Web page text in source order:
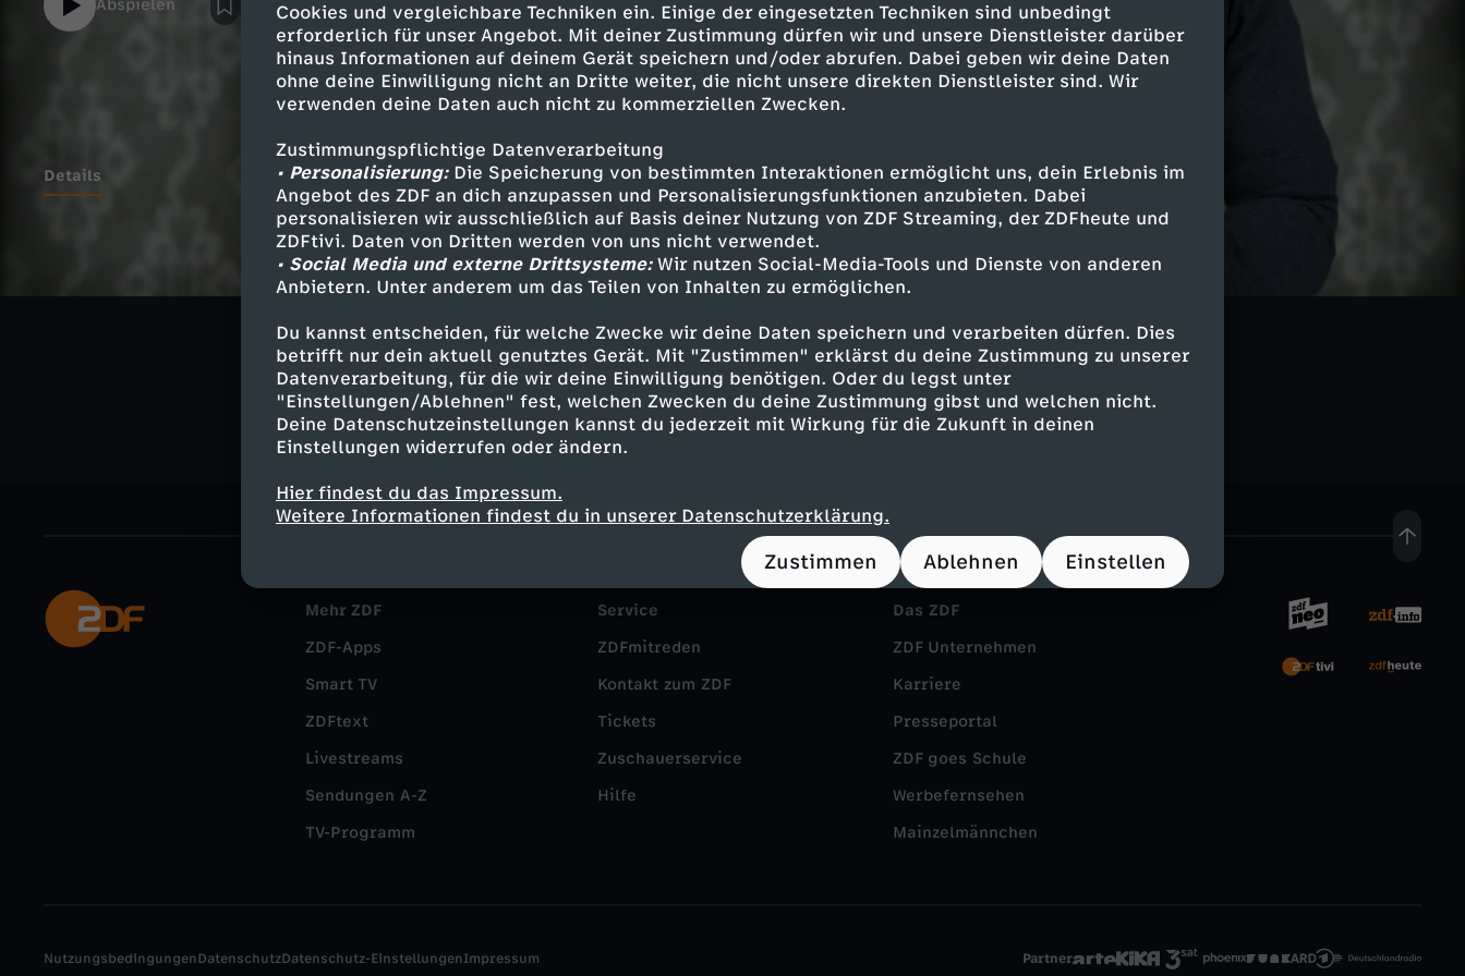
Cookies und vergleichbare Techniken ein. Einige der eingesetzten Techniken sind unbedingt
erforderlich für unser Angebot. Mit deiner Zustimmung dürfen wir und unsere Dienstleister darüber
hinaus Informationen auf deinem Gerät speichern und/oder abrufen. Dabei geben wir deine Daten
ohne deine Einwilligung nicht an Dritte weiter, die nicht unsere direkten Dienstleister sind. Wir
verwenden deine Daten auch nicht zu kommerziellen Zwecken.
Zustimmungspflichtige Datenverarbeitung
• Personalisierung:Die Speicherung von bestimmten Interaktionen ermöglicht uns, dein Erlebnis im
Angebot des ZDF an dich anzupassen und Personalisierungsfunktionen anzubieten. Dabei
personalisieren wir ausschließlich auf Basis deiner Nutzung von ZDF Streaming, der ZDFheute und
ZDFtivi. Daten von Dritten werden von uns nicht verwendet.
• Social Media und externe Drittsysteme:Wir nutzen Social-Media-Tools und Dienste von anderen
Anbietern. Unter anderem um das Teilen von Inhalten zu ermöglichen.
Du kannst entscheiden, für welche Zwecke wir deine Daten speichern und verarbeiten dürfen. Dies
betrifft nur dein aktuell genutztes Gerät. Mit "Zustimmen" erklärst du deine Zustimmung zu unserer
Datenverarbeitung, für die wir deine Einwilligung benötigen. Oder du legst unter
"Einstellungen/Ablehnen" fest, welchen Zwecken du deine Zustimmung gibst und welchen nicht.
Deine Datenschutzeinstellungen kannst du jederzeit mit Wirkung für die Zukunft in deinen
Einstellungen widerrufen oder ändern.
Hier findest du das Impressum.
Weitere Informationen findest du in unserer Datenschutzerklärung.
Zustimmen Ablehnen Einstellen
dazu? Was bedeutete die Abrüstung der Raketen für Europa? Und steht uns
nun ein neues Aufrüsten, ein neuer Kalter Krieg bevor? Das alles erklärt
euch Mirko in diesem Video.
Abspielen
Details
Ähnliche Inhalte entdecken
Geschichte Explainer informativ
Untertitel
MrWissen2go Geschichte
Mehr ZDF
ZDF-Apps
Smart TV
ZDFtext
Livestreams
Sendungen A-Z
TV-Programm
Service
ZDFmitreden
Kontakt zum ZDF
Tickets
Zuschauerservice
Hilfe
Das ZDF
ZDF Unternehmen
Karriere
Presseportal
ZDF goes Schule
Werbefernsehen
Mainzelmännchen
Partner
NutzungsbedingungenDatenschutzDatenschutz-EinstellungenImpressum